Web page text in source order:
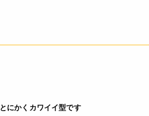
とにかくカワイイ型です